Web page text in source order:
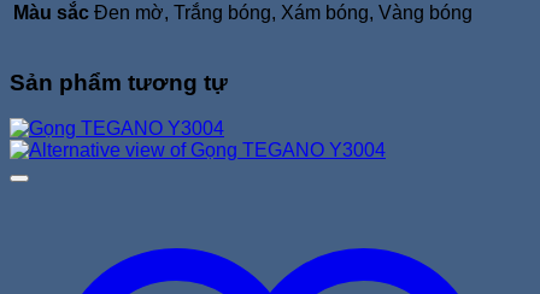
Màu sắc Đen mờ, Trắng bóng, Xám bóng, Vàng bóng
Sản phẩm tương tự